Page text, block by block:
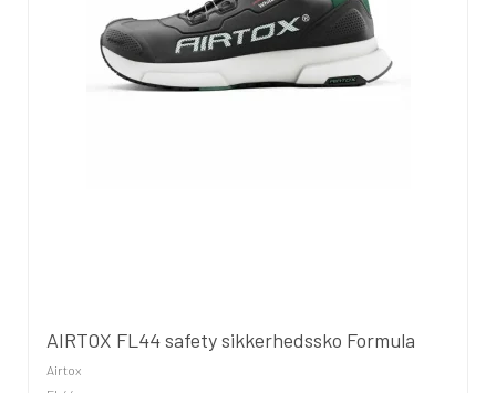
AIRTOX FL44 safety sikkerhedssko Formula
Airtox